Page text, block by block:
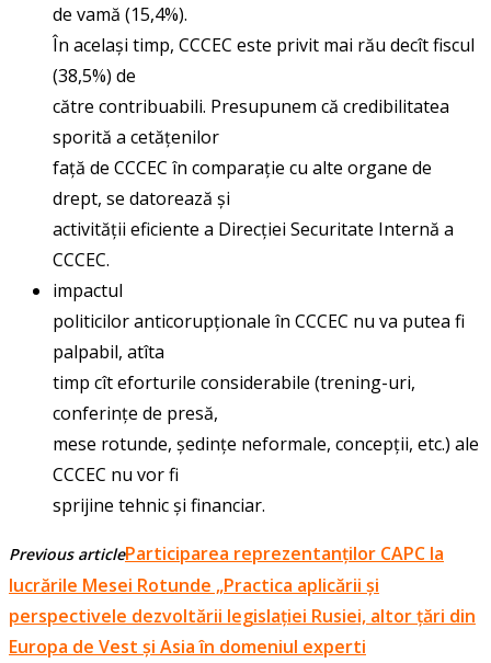
de vamă (15,4%).
În același timp, CCCEC este privit mai rău decît fiscul
(38,5%) de
către contribuabili. Presupunem că credibilitatea
sporită a cetățenilor
față de CCCEC în comparație cu alte organe de
drept, se datorează și
activității eficiente a Direcției Securitate Internă a
CCCEC.
impactul
politicilor anticorupționale în CCCEC nu va putea fi
palpabil, atîta
timp cît eforturile considerabile (trening-uri,
conferințe de presă,
mese rotunde, ședințe neformale, concepții, etc.) ale
CCCEC nu vor fi
sprijine tehnic și financiar.
Previous articleParticiparea reprezentanților CAPC la
lucrările Mesei Rotunde „Practica aplicării și
perspectivele dezvoltării legislației Rusiei, altor țări din
Europa de Vest și Asia în domeniul experti